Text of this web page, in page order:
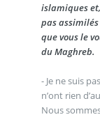
islamiques
pas
que vous le
du Maghreb.
- Je ne suis
n’ont rien
Nous